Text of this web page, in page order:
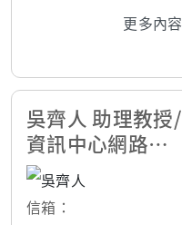
更多內容
吳齊人 助理教授/
資訊中心網路組
組長
信箱：